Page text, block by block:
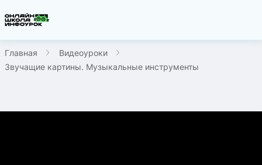
Главная
Видеоуроки
Звучащие картины. Музыкальные инструменты